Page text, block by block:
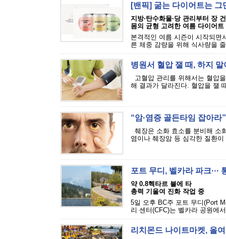
[밴픽] 굶는 다이어트는 그
지방·탄수화물·당 관리부터 장
몸의 균형 고려한 여름 다이어트
본격적인 여름 시즌이 시작되면
른 체중 감량을 위해 식사량을
병원서 혈압 잴 때, 하지 말
고혈압 관리를 위해서는 혈압
해 결과가 달라진다. 혈압을 잴
“암·염증 골든타임 잡아라
췌장은 소화 효소를 분비해 소
염이나 췌장암 등 심각한 질환
포트 무디, 벨카라 파크···
약 0.8헥타르 불에 타
총력 기울여 진화 작업 중
5일 오후 BC주 포트 무디(Port
리 센터(CFC)는 벨카라 공원에
리치몬드 나이트마켓, 올